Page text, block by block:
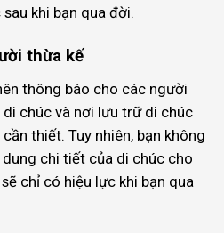
khi bạn qua đời.
thừa kế
thông báo cho các người
chúc và nơi lưu trữ di chúc
thiết. Tuy nhiên, bạn không
chi tiết của di chúc cho
chỉ có hiệu lực khi bạn qua